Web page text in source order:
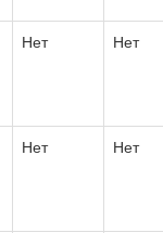
Нет Нет
Нет Нет